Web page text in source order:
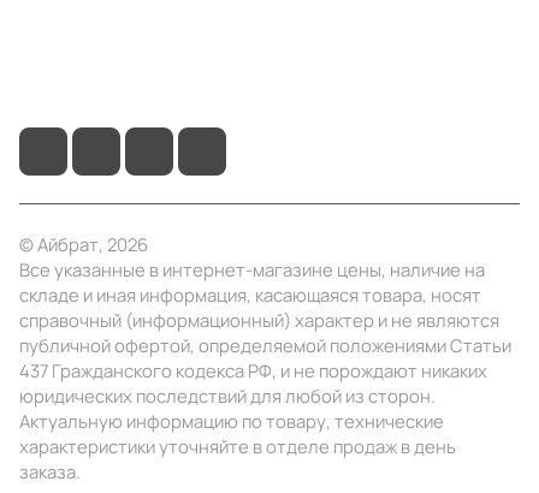
© Айбрат, 2026
Все указанные в интернет-магазине цены, наличие на
складе и иная информация, касающаяся товара, носят
справочный (информационный) характер и не являются
публичной офертой, определяемой положениями Статьи
437 Гражданского кодекса РФ, и не порождают никаких
юридических последствий для любой из сторон.
Актуальную информацию по товару, технические
характеристики уточняйте в отделе продаж в день
заказа.